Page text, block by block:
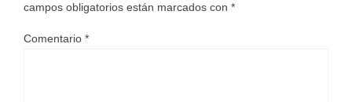
campos obligatorios están marcados con *
Comentario *